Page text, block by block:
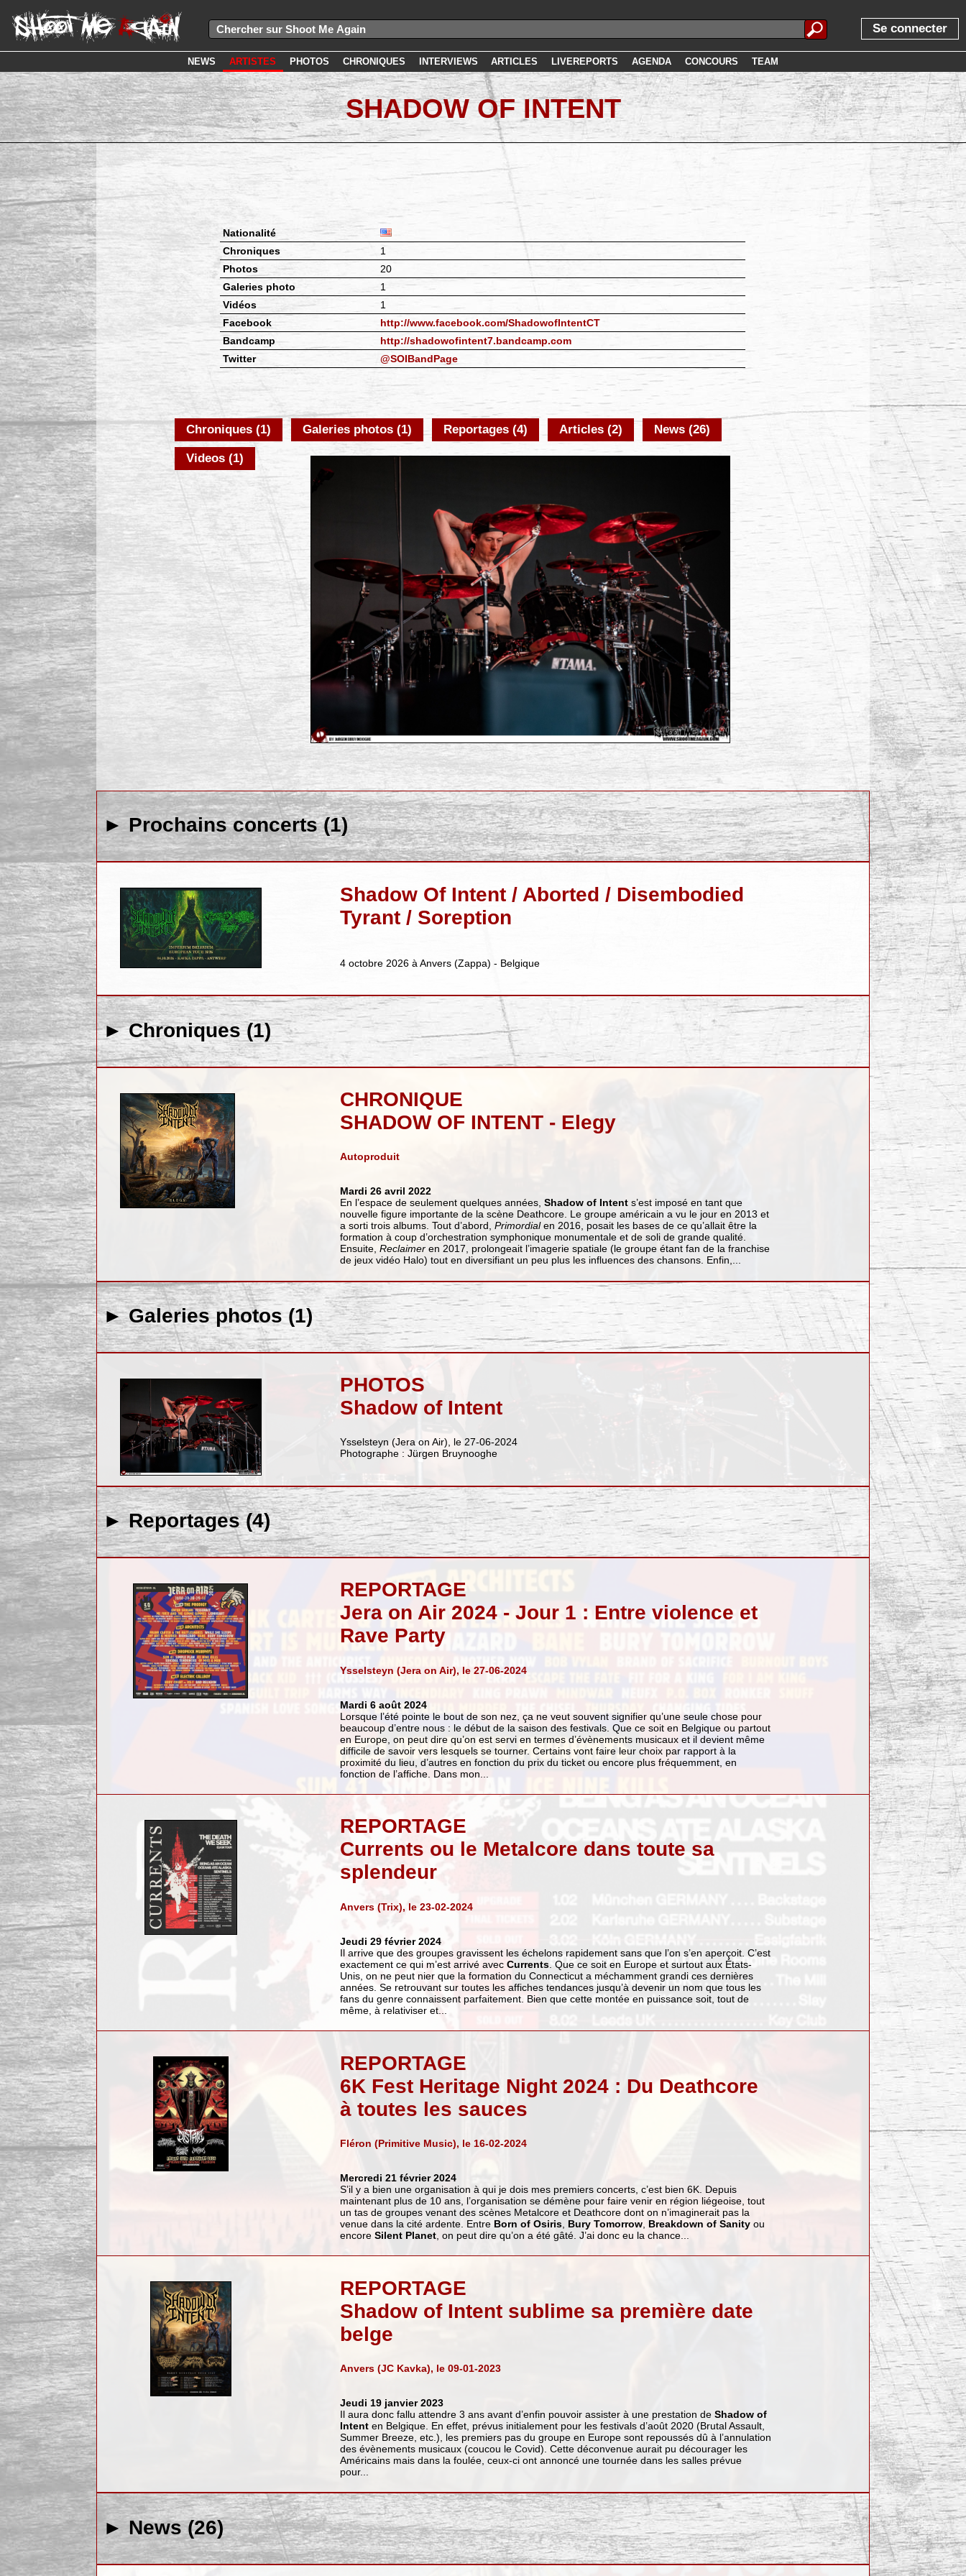
Se connecter
NEWS ARTISTES PHOTOS CHRONIQUES INTERVIEWS ARTICLES LIVEREPORTS AGENDA CONCOURS TEAM
SHADOW OF INTENT
Nationalité
Chroniques
1
Photos
20
Galeries photo
1
Vidéos
1
Facebook
http://www.facebook.com/ShadowofIntentCT
Bandcamp
http://shadowofintent7.bandcamp.com
Twitter
@SOIBandPage
Chroniques (1) Galeries photos (1) Reportages (4) Articles (2) News (26)
Videos (1)
► Prochains concerts (1)
Shadow Of Intent / Aborted / Disembodied
Tyrant / Soreption
4 octobre 2026 à Anvers (Zappa) - Belgique
► Chroniques (1)
CHRONIQUE
SHADOW OF INTENT - Elegy
Autoproduit
Mardi 26 avril 2022
En l’espace de seulement quelques années, Shadow of Intents’est imposé en tant que
nouvelle figure importante de la scène Deathcore. Le groupe américain a vu le jour en 2013 et
a sorti trois albums. Tout d’abord, Primordialen 2016, posait les bases de ce qu’allait être la
formation à coup d’orchestration symphonique monumentale et de soli de grande qualité.
Ensuite, Reclaimeren 2017, prolongeait l’imagerie spatiale (le groupe étant fan de la franchise
de jeux vidéo Halo) tout en diversifiant un peu plus les influences des chansons. Enfin,...
► Galeries photos (1)
PHOTOS
Shadow of Intent
Ysselsteyn (Jera on Air), le 27-06-2024
Photographe : Jürgen Bruynooghe
► Reportages (4)
REPORTAGE
Jera on Air 2024 - Jour 1 : Entre violence et
Rave Party
Ysselsteyn (Jera on Air), le 27-06-2024
Mardi 6 août 2024
Lorsque l’été pointe le bout de son nez, ça ne veut souvent signifier qu’une seule chose pour
beaucoup d’entre nous : le début de la saison des festivals. Que ce soit en Belgique ou partout
en Europe, on peut dire qu’on est servi en termes d’évènements musicaux et il devient même
difficile de savoir vers lesquels se tourner. Certains vont faire leur choix par rapport à la
proximité du lieu, d’autres en fonction du prix du ticket ou encore plus fréquemment, en
fonction de l’affiche. Dans mon...
REPORTAGE
Currents ou le Metalcore dans toute sa
splendeur
Anvers (Trix), le 23-02-2024
Jeudi 29 février 2024
Il arrive que des groupes gravissent les échelons rapidement sans que l’on s’en aperçoit. C’est
exactement ce qui m’est arrivé avec Currents. Que ce soit en Europe et surtout aux États-
Unis, on ne peut nier que la formation du Connecticut a méchamment grandi ces dernières
années. Se retrouvant sur toutes les affiches tendances jusqu’à devenir un nom que tous les
fans du genre connaissent parfaitement. Bien que cette montée en puissance soit, tout de
même, à relativiser et...
REPORTAGE
6K Fest Heritage Night 2024 : Du Deathcore
à toutes les sauces
Fléron (Primitive Music), le 16-02-2024
Mercredi 21 février 2024
S’il y a bien une organisation à qui je dois mes premiers concerts, c’est bien 6K. Depuis
maintenant plus de 10 ans, l’organisation se démène pour faire venir en région liégeoise, tout
un tas de groupes venant des scènes Metalcore et Deathcore dont on n’imaginerait pas la
venue dans la cité ardente. Entre Born of Osiris, Bury Tomorrow, Breakdown of Sanityou
encore Silent Planet, on peut dire qu’on a été gâté. J’ai donc eu la chance...
REPORTAGE
Shadow of Intent sublime sa première date
belge
Anvers (JC Kavka), le 09-01-2023
Jeudi 19 janvier 2023
Il aura donc fallu attendre 3 ans avant d’enfin pouvoir assister à une prestation de Shadow of
Intenten Belgique. En effet, prévus initialement pour les festivals d’août 2020 (Brutal Assault,
Summer Breeze, etc.), les premiers pas du groupe en Europe sont repoussés dû à l’annulation
des évènements musicaux (coucou le Covid). Cette déconvenue aurait pu décourager les
Américains mais dans la foulée, ceux-ci ont annoncé une tournée dans les salles prévue
pour...
► News (26)